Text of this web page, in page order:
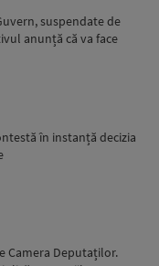
suspendate de
anunță că va face
în instanță decizia
Camera Deputaților.